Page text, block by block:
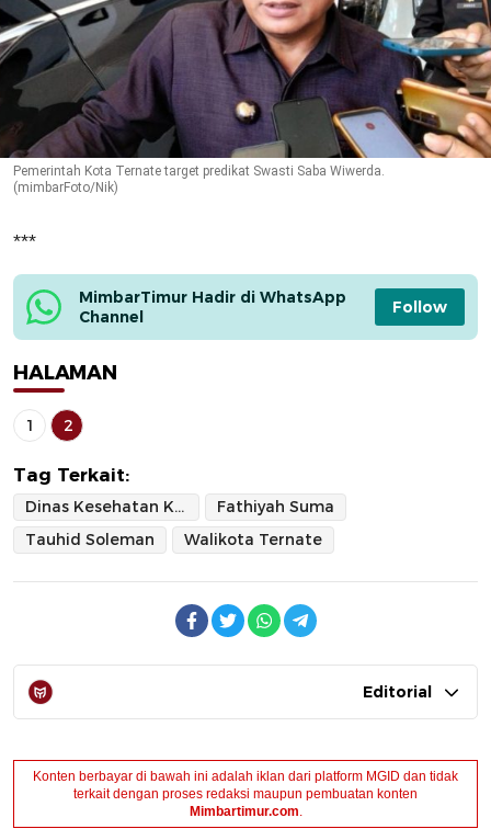
Pemerintah Kota Ternate target predikat Swasti Saba Wiwerda.
(mimbarFoto/Nik)
***
MimbarTimur Hadir di WhatsApp
Channel
Follow
HALAMAN
1 2
Tag Terkait:
Dinas Kesehatan Kota Ternate
Fathiyah Suma
Tauhid Soleman
Walikota Ternate
Editorial
Konten berbayar di bawah ini adalah iklan dari platform MGID dan tidak
terkait dengan proses redaksi maupun pembuatan konten
Mimbartimur.com